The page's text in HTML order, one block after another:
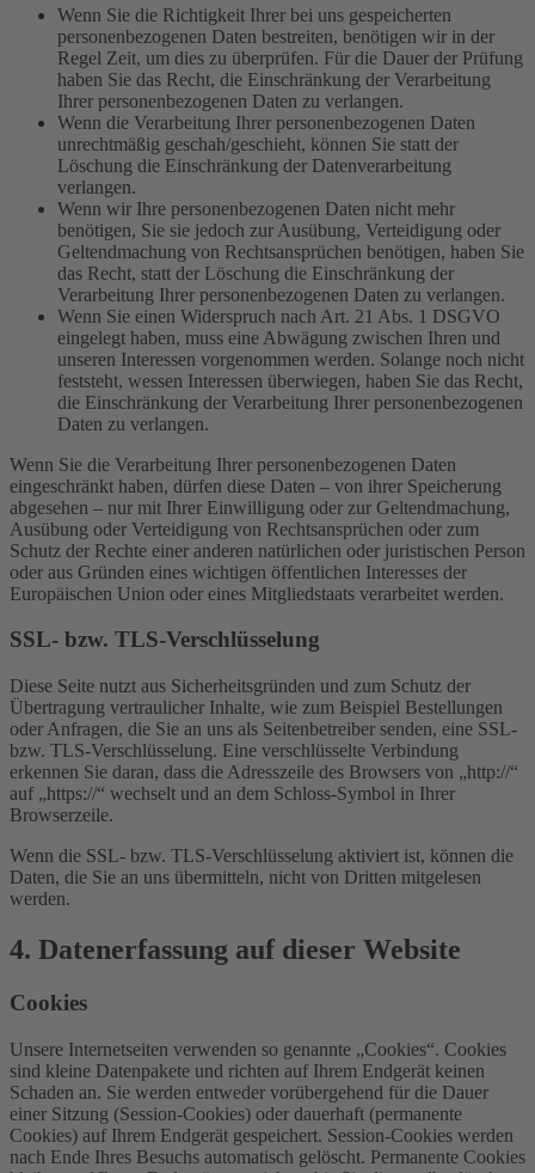
Wenn Sie die Richtigkeit Ihrer bei uns gespeicherten
personenbezogenen Daten bestreiten, benötigen wir in der
Regel Zeit, um dies zu überprüfen. Für die Dauer der Prüfung
haben Sie das Recht, die Einschränkung der Verarbeitung
Ihrer personenbezogenen Daten zu verlangen.
Wenn die Verarbeitung Ihrer personenbezogenen Daten
unrechtmäßig geschah/geschieht, können Sie statt der
Löschung die Einschränkung der Datenverarbeitung
verlangen.
Wenn wir Ihre personenbezogenen Daten nicht mehr
benötigen, Sie sie jedoch zur Ausübung, Verteidigung oder
Geltendmachung von Rechtsansprüchen benötigen, haben Sie
das Recht, statt der Löschung die Einschränkung der
Verarbeitung Ihrer personenbezogenen Daten zu verlangen.
Wenn Sie einen Widerspruch nach Art. 21 Abs. 1 DSGVO
eingelegt haben, muss eine Abwägung zwischen Ihren und
unseren Interessen vorgenommen werden. Solange noch nicht
feststeht, wessen Interessen überwiegen, haben Sie das Recht,
die Einschränkung der Verarbeitung Ihrer personenbezogenen
Daten zu verlangen.
Wenn Sie die Verarbeitung Ihrer personenbezogenen Daten
eingeschränkt haben, dürfen diese Daten – von ihrer Speicherung
abgesehen – nur mit Ihrer Einwilligung oder zur Geltendmachung,
Ausübung oder Verteidigung von Rechtsansprüchen oder zum
Schutz der Rechte einer anderen natürlichen oder juristischen Person
oder aus Gründen eines wichtigen öffentlichen Interesses der
Europäischen Union oder eines Mitgliedstaats verarbeitet werden.
SSL- bzw. TLS-Verschlüsselung
Diese Seite nutzt aus Sicherheitsgründen und zum Schutz der
Übertragung vertraulicher Inhalte, wie zum Beispiel Bestellungen
oder Anfragen, die Sie an uns als Seitenbetreiber senden, eine SSL-
bzw. TLS-Verschlüsselung. Eine verschlüsselte Verbindung
erkennen Sie daran, dass die Adresszeile des Browsers von „http://“
auf „https://“ wechselt und an dem Schloss-Symbol in Ihrer
Browserzeile.
Wenn die SSL- bzw. TLS-Verschlüsselung aktiviert ist, können die
Daten, die Sie an uns übermitteln, nicht von Dritten mitgelesen
werden.
4. Datenerfassung auf dieser Website
Cookies
Unsere Internetseiten verwenden so genannte „Cookies“. Cookies
sind kleine Datenpakete und richten auf Ihrem Endgerät keinen
Schaden an. Sie werden entweder vorübergehend für die Dauer
einer Sitzung (Session-Cookies) oder dauerhaft (permanente
Cookies) auf Ihrem Endgerät gespeichert. Session-Cookies werden
nach Ende Ihres Besuchs automatisch gelöscht. Permanente Cookies